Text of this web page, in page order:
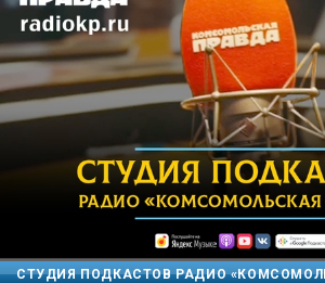
СТУДИЯ ПОДКАСТОВ РАДИО